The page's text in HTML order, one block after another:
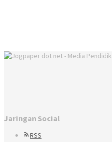
Jaringan Social
RSS